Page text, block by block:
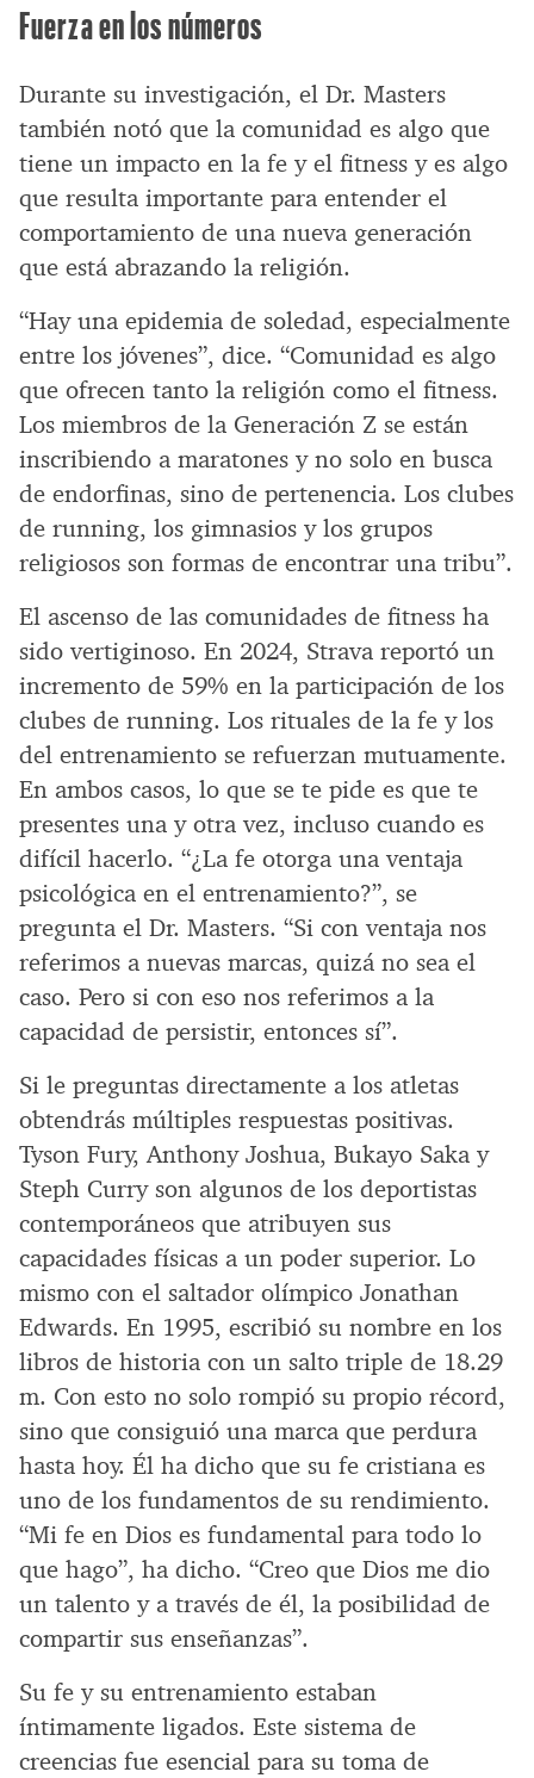
Fuerza en los números
Durante su investigación, el Dr. Masters
también notó que la comunidad es algo que
tiene un impacto en la fe y el fitness y es algo
que resulta importante para entender el
comportamiento de una nueva generación
que está abrazando la religión.
“Hay una epidemia de soledad, especialmente
entre los jóvenes”, dice. “Comunidad es algo
que ofrecen tanto la religión como el fitness.
Los miembros de la Generación Z se están
inscribiendo a maratones y no solo en busca
de endorfinas, sino de pertenencia. Los clubes
de running, los gimnasios y los grupos
religiosos son formas de encontrar una tribu”.
El ascenso de las comunidades de fitness ha
sido vertiginoso. En 2024, Strava reportó un
incremento de 59% en la participación de los
clubes de running. Los rituales de la fe y los
del entrenamiento se refuerzan mutuamente.
En ambos casos, lo que se te pide es que te
presentes una y otra vez, incluso cuando es
difícil hacerlo. “¿La fe otorga una ventaja
psicológica en el entrenamiento?”, se
pregunta el Dr. Masters. “Si con ventaja nos
referimos a nuevas marcas, quizá no sea el
caso. Pero si con eso nos referimos a la
capacidad de persistir, entonces sí”.
Si le preguntas directamente a los atletas
obtendrás múltiples respuestas positivas.
Tyson Fury, Anthony Joshua, Bukayo Saka y
Steph Curry son algunos de los deportistas
contemporáneos que atribuyen sus
capacidades físicas a un poder superior. Lo
mismo con el saltador olímpico Jonathan
Edwards. En 1995, escribió su nombre en los
libros de historia con un salto triple de 18.29
m. Con esto no solo rompió su propio récord,
sino que consiguió una marca que perdura
hasta hoy. Él ha dicho que su fe cristiana es
uno de los fundamentos de su rendimiento.
“Mi fe en Dios es fundamental para todo lo
que hago”, ha dicho. “Creo que Dios me dio
un talento y a través de él, la posibilidad de
compartir sus enseñanzas”.
Su fe y su entrenamiento estaban
íntimamente ligados. Este sistema de
creencias fue esencial para su toma de